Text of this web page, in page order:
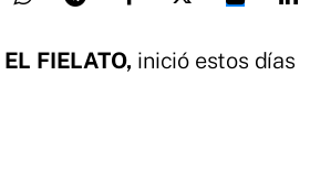
EL FIELATO, inició estos días